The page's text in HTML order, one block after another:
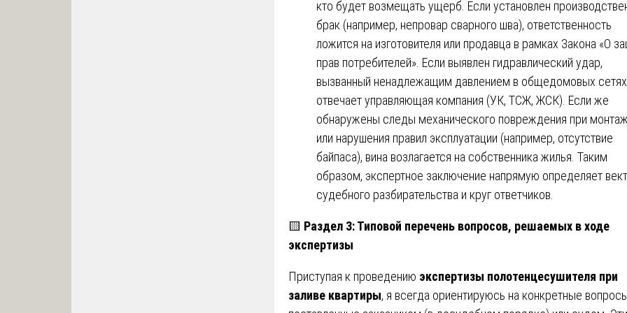
кто будет возмещать ущерб. Если установлен
брак (например, непровар сварного шва), ответственность
ложится на изготовителя или продавца в рамках Закона «О
прав потребителей». Если выявлен гидравлический удар,
вызванный ненадлежащим давлением в общедомовых
отвечает управляющая компания (УК, ТСЖ, ЖСК). Если же
обнаружены следы механического повреждения при
или нарушения правил эксплуатации (например, отсутствие
байпаса), вина возлагается на собственника жилья. Таким
образом, экспертное заключение напрямую определяет
судебного разбирательства и круг ответчиков.
🟨 Раздел 3: Типовой перечень вопросов, решаемых в ходе
экспертизы
Приступая к проведению экспертизы полотенцесушителя при
заливе квартиры, я всегда ориентируюсь на конкретные